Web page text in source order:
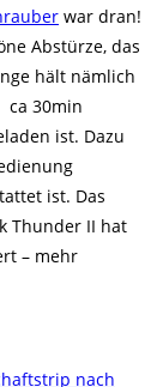
war dran!
Abstürze, das
hält nämlich
ca 30min
ist. Dazu
ist. Das
Thunder II hat
– mehr